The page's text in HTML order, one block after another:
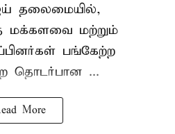
தலைமையில்,
மக்களவை மற்றும்
பங்கேற்ற
தொடர்பான ...
More